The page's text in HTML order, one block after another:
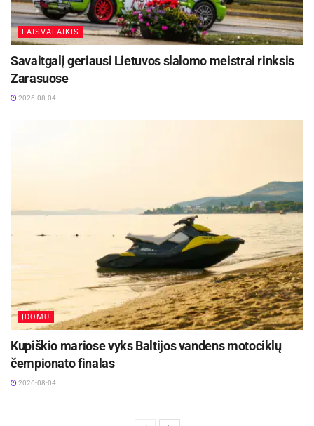
LAISVALAIKIS
Savaitgalį geriausi Lietuvos slalomo meistrai rinksis
Zarasuose
2026-08-04
ĮDOMU
Kupiškio mariose vyks Baltijos vandens motociklų
čempionato finalas
2026-08-04